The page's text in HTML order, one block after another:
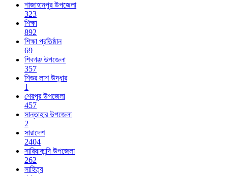
শাজাহানপুর উপজেলা
323
শিক্ষা
892
শিক্ষা প্রতিষ্ঠান
69
শিবগঞ্জ উপজেলা
357
শিশুর লাশ উদ্ধার
1
শেরপুর উপজেলা
457
সান্তাহার উপজেলা
2
সারাদেশ
2404
সারিয়াকান্দি উপজেলা
262
সাহিত্য